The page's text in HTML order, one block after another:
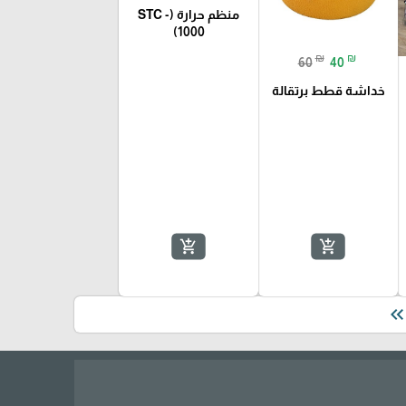
60 ₪ 40 ₪
خداشة قطط برتقالة
add_shopping_cart
منظم حرارة (STC -
1000)
add_shopping_cart
keyboard_double_arrow_left